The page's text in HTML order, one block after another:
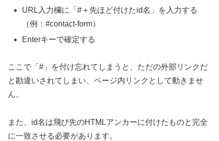
URL入力欄に「#＋先ほど付けたid名」を入力する
（例：#contact-form）
Enterキーで確定する
ここで「#」を付け忘れてしまうと、ただの外部リンクだ
と勘違いされてしまい、ページ内リンクとして動きませ
ん。
また、id名は飛び先のHTMLアンカーに付けたものと完全
に一致させる必要があります。